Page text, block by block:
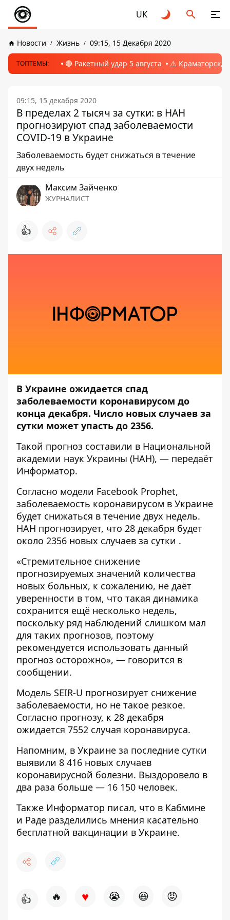
UK
Новости Жизнь 09:15, 15 Декабря 2020
ТОПТЕМЫ: 🔴 Ракетный удар 5 августа ⚠️ Краматорск,
09:15, 15 декабря 2020
В пределах 2 тысяч за сутки: в НАН
прогнозируют спад заболеваемости
COVID-19 в Украине
Заболеваемость будет снижаться в течение
двух недель
Максим Зайченко
ЖУРНАЛИСТ
👍
В Украине ожидается спад
заболеваемости коронавирусом до
конца декабря. Число новых случаев за
сутки может упасть до 2356.
Такой прогноз составили в Национальной
академии наук Украины (НАН), — передаёт
Информатор.
Согласно модели Facebook Prophet,
заболеваемость коронавирусом в Украине
будет снижаться в течение двух недель.
НАН прогнозирует, что 28 декабря будет
около 2356 новых случаев за сутки .
«Стремительное снижение
прогнозируемых значений количества
новых больных, к сожалению, не даёт
уверенности в том, что такая динамика
сохранится ещё несколько недель,
поскольку ряд наблюдений слишком мал
для таких прогнозов, поэтому
рекомендуется использовать данный
прогноз осторожно», — говорится в
сообщении.
Модель SEIR-U прогнозирует снижение
заболеваемости, но не такое резкое.
Согласно прогнозу, к 28 декабря
ожидается 7552 случая коронавируса.
Напомним, в Украине за последние сутки
выявили 8 416 новых случаев
коронавирусной болезни. Выздоровело в
два раза больше — 16 150 человек.
Также Информатор писал, что в Кабмине
и Раде разделились мнения касательно
бесплатной вакцинации в Украине.
👍 🔥 ♥ 😭 😆 😡